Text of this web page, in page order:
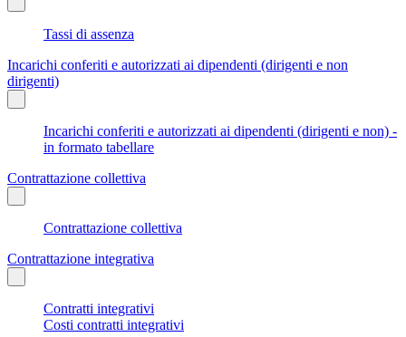
Tassi di assenza
Incarichi conferiti e autorizzati ai dipendenti (dirigenti e non
dirigenti)
Incarichi conferiti e autorizzati ai dipendenti (dirigenti e non) -
in formato tabellare
Contrattazione collettiva
Contrattazione collettiva
Contrattazione integrativa
Contratti integrativi
Costi contratti integrativi